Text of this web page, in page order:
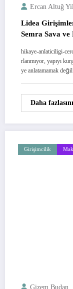
Ercan Altuğ
Lidea
Semra Sava ve
hikaye-anlaticiligi-
rlanmıyor, yapıyı
ye anlatamamak
Daha
Girişimcilik
Gizem Budan